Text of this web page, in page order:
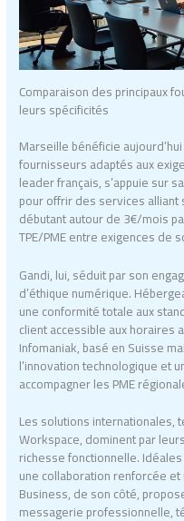
Comparaison des principaux
leurs spécificités
Marseille bénéficie
fournisseurs adaptés aux
leader français, s’appuie sur
pour offrir des services alliant
débutant autour de 3€/mois
TPE/PME entre exigences de
Gandi, lui, séduit par son
d’éthique numérique.
une conformité totale aux
client accessible aux
Infomaniak, basé en Suisse
l’innovation technologique et
accompagner les PME
Les solutions internationales,
Workspace, dominent par
richesse fonctionnelle.
une collaboration renforcée
Business, de son côté,
messagerie professionnelle,